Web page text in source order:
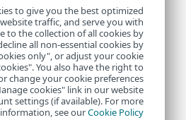
to give you the best optimized
traffic, and serve you with
to the collection of all cookies by
all non-essential cookies by
only", or adjust your cookie
You also have the right to
change your cookie preferences
cookies" link in our website
settings (if available). For more
information, see ourCookie Policy